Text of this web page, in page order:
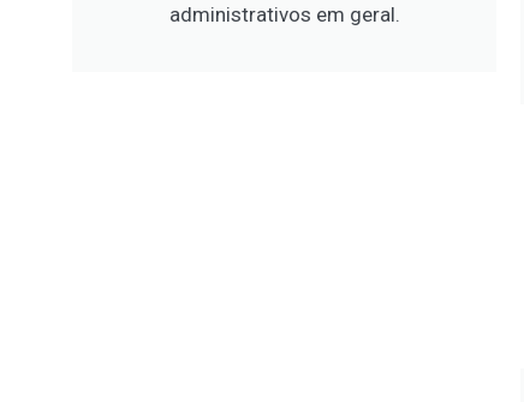
administrativos em geral.